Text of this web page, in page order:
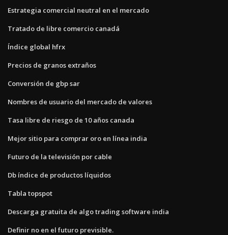
Estrategia comercial neutral en el mercado
Tratado de libre comercio canadá
Índice global hfrx
Precios de granos extraños
Conversión de gbp sar
Nombres de usuario del mercado de valores
Tasa libre de riesgo de 10 años canada
Mejor sitio para comprar oro en línea india
Futuro de la televisión por cable
Db índice de productos líquidos
Tabla topspot
Descarga gratuita de algo trading software india
Definir no en el futuro previsible.